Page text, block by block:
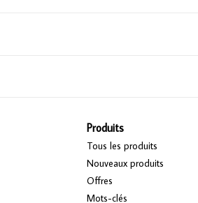
Produits
Tous les produits
Nouveaux produits
Offres
Mots-clés